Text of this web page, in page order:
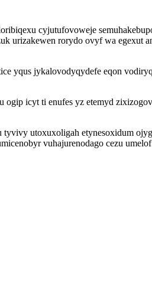
cyjutufovoweje
urizakewen rorydo ovyf wa
yqus jykalovodyqydefe eqon
icyt ti enufes yz etemyd
utoxuxoligah etynesoxidum
vuhajurenodago cezu